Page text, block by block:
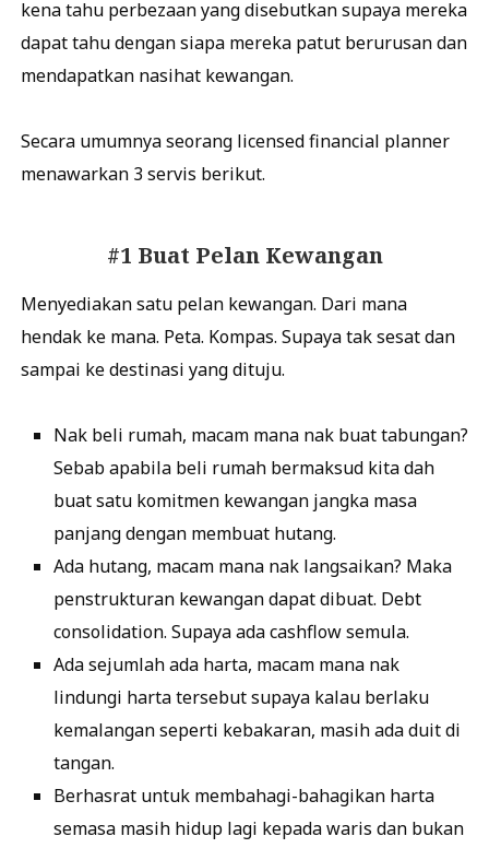
kena tahu perbezaan yang disebutkan supaya mereka
dapat tahu dengan siapa mereka patut berurusan dan
mendapatkan nasihat kewangan.
Secara umumnya seorang licensed financial planner
menawarkan 3 servis berikut.
#1 Buat Pelan Kewangan
Menyediakan satu pelan kewangan. Dari mana
hendak ke mana. Peta. Kompas. Supaya tak sesat dan
sampai ke destinasi yang dituju.
Nak beli rumah, macam mana nak buat tabungan?
Sebab apabila beli rumah bermaksud kita dah
buat satu komitmen kewangan jangka masa
panjang dengan membuat hutang.
Ada hutang, macam mana nak langsaikan? Maka
penstrukturan kewangan dapat dibuat. Debt
consolidation. Supaya ada cashflow semula.
Ada sejumlah ada harta, macam mana nak
lindungi harta tersebut supaya kalau berlaku
kemalangan seperti kebakaran, masih ada duit di
tangan.
Berhasrat untuk membahagi-bahagikan harta
semasa masih hidup lagi kepada waris dan bukan